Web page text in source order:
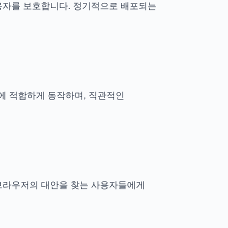
를 보호합니다. 정기적으로 배포되는
적합하게 동작하며, 직관적인
우저의 대안을 찾는 사용자들에게